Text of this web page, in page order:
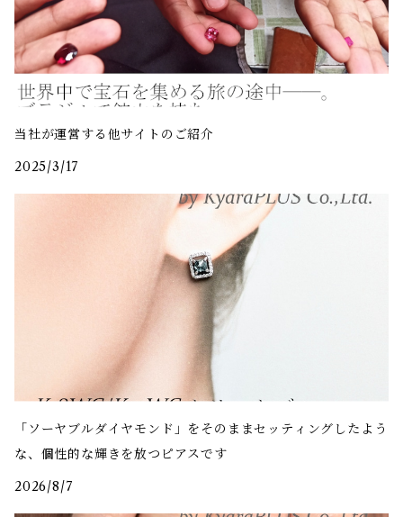
当社が運営する他サイトのご紹介
2025/3/17
「ソーヤブルダイヤモンド」をそのままセッティングしたよう
な、個性的な輝きを放つピアスです
2026/8/7